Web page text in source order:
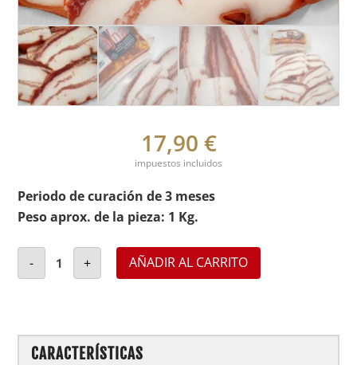
17,90 €
impuestos incluidos
Periodo de curación de 3 meses
Peso aprox. de la pieza: 1 Kg.
-
PANCETA DUROC ADOBADA Y CURADA CANTIDAD
+ AÑADIR AL CARRITO
CARACTERÍSTICAS